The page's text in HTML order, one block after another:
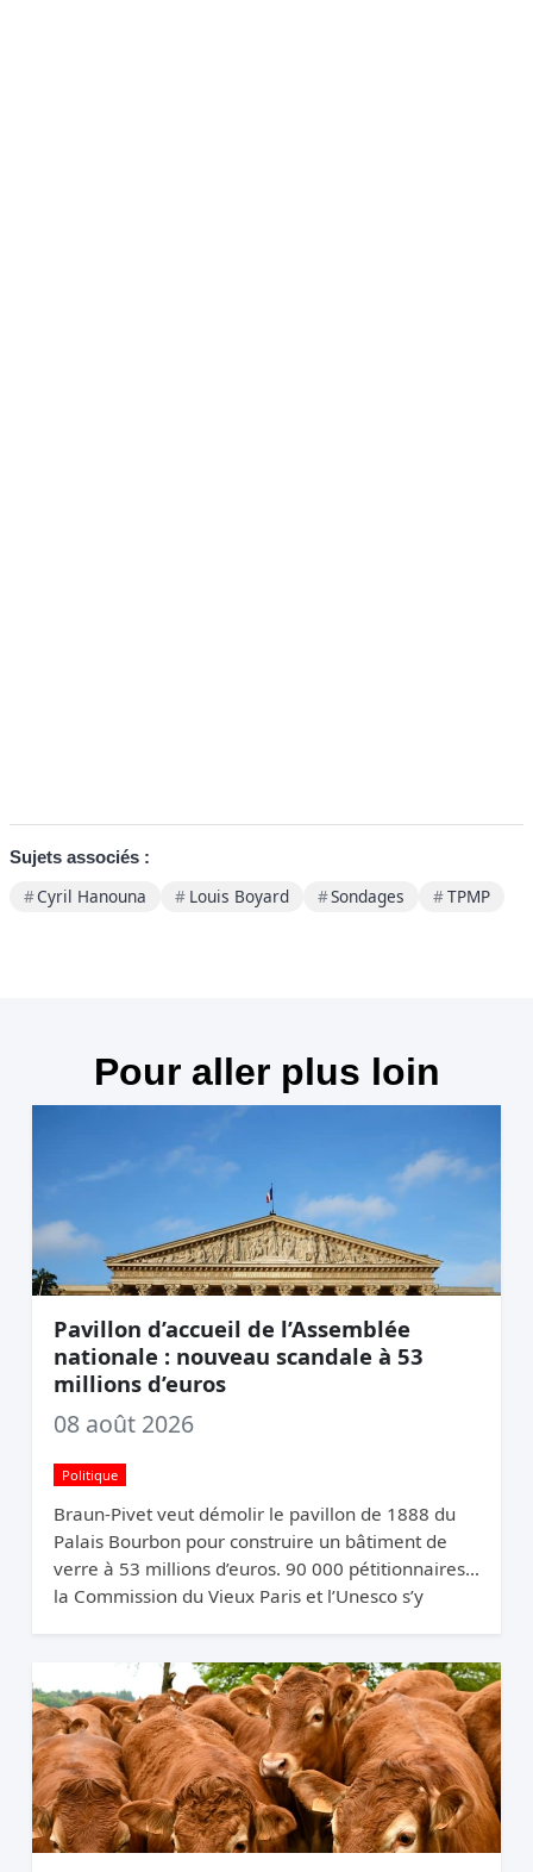
Sujets associés :
Cyril Hanouna Louis Boyard Sondages TPMP
Pour aller plus loin
Pavillon d’accueil de l’Assemblée
nationale : nouveau scandale à 53
millions d’euros
08 août 2026
Politique
Braun-Pivet veut démolir le pavillon de 1888 du
Palais Bourbon pour construire un bâtiment de
verre à 53 millions d’euros. 90 000 pétitionnaires,
la Commission du Vieux Paris et l’Unesco s’y